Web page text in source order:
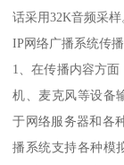
话采用32K音频采样
IP网络广播系统传播
1、在传播内容方
机、麦克风等设备
于网络服务器和各
播系统支持各种模